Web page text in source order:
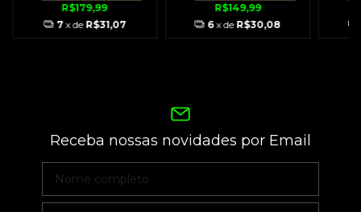
R$179,99
7 x de R$31,07
R$149,99
6 x de R$30,08
Receba nossas novidades por Email